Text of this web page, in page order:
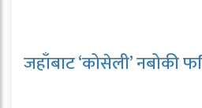
जहाँबाट ‘कोसेली’ नबोकी